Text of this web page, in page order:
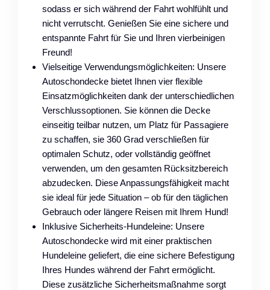
sodass er sich während der Fahrt wohlfühlt und
nicht verrutscht. Genießen Sie eine sichere und
entspannte Fahrt für Sie und Ihren vierbeinigen
Freund!
Vielseitige Verwendungsmöglichkeiten: Unsere
Autoschondecke bietet Ihnen vier flexible
Einsatzmöglichkeiten dank der unterschiedlichen
Verschlussoptionen. Sie können die Decke
einseitig teilbar nutzen, um Platz für Passagiere
zu schaffen, sie 360 Grad verschließen für
optimalen Schutz, oder vollständig geöffnet
verwenden, um den gesamten Rücksitzbereich
abzudecken. Diese Anpassungsfähigkeit macht
sie ideal für jede Situation – ob für den täglichen
Gebrauch oder längere Reisen mit Ihrem Hund!
Inklusive Sicherheits-Hundeleine: Unsere
Autoschondecke wird mit einer praktischen
Hundeleine geliefert, die eine sichere Befestigung
Ihres Hundes während der Fahrt ermöglicht.
Diese zusätzliche Sicherheitsmaßnahme sorgt